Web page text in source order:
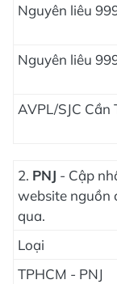
Nguyên liêu
Nguyên liêu
AVPL/SJC Cần
2. PNJ - Cập
website nguồn
qua.
Loại
TPHCM - PNJ